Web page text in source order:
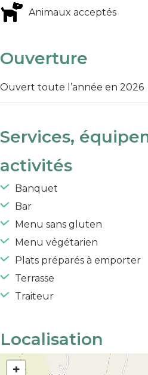
Animaux acceptés
Ouverture
Ouvert toute l’année en 2026
Services,
activités
Banquet
Bar
Menu sans gluten
Menu végétarien
Plats préparés à emporter
Terrasse
Traiteur
Localisation
+